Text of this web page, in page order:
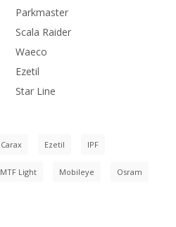
Parkmaster
Scala Raider
Waeco
Ezetil
Star Line
Carax Ezetil IPF
MTF Light Mobileye Osram